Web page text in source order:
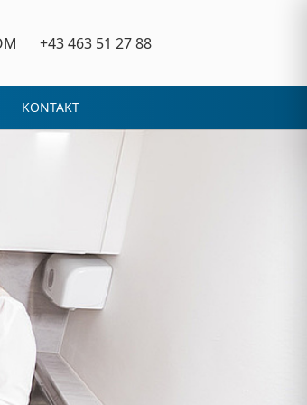
+43 463 51 27 88
KONTAKT